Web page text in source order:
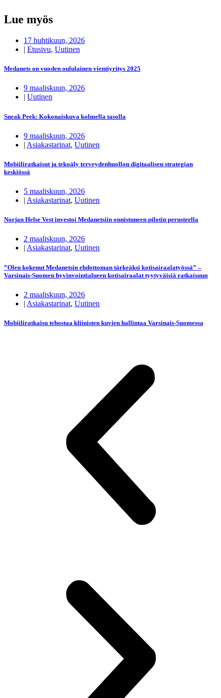
Lue myös
17 huhtikuun, 2026
| Etusivu, Uutinen
Medanets on vuoden oululainen vientiyritys 2025
9 maaliskuun, 2026
| Uutinen
Sneak Peek: Kokonaiskuva kolmella tasolla
9 maaliskuun, 2026
| Asiakastarinat, Uutinen
Mobiiliratkaisut ja tekoäly terveydenhuollon digitaalisen strategian
keskiössä
5 maaliskuun, 2026
| Asiakastarinat, Uutinen
Norjan Helse Vest investoi Medanetsiin onnistuneen pilotin perusteella
2 maaliskuun, 2026
| Asiakastarinat, Uutinen
”Olen kokenut Medanetsin ehdottoman tärkeäksi kotisairaalatyössä” –
Varsinais-Suomen hyvinvointialueen kotisairaalat tyytyväisiä ratkaisuun
2 maaliskuun, 2026
| Asiakastarinat, Uutinen
Mobiiliratkaisu tehostaa kliinisten kuvien hallintaa Varsinais-Suomessa